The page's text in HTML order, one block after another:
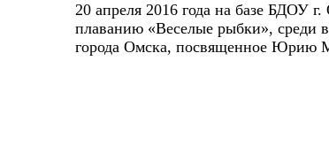
20 апреля 2016 года на базе БДОУ
плаванию «Веселые рыбки», среди
города Омска, посвященное Юрию